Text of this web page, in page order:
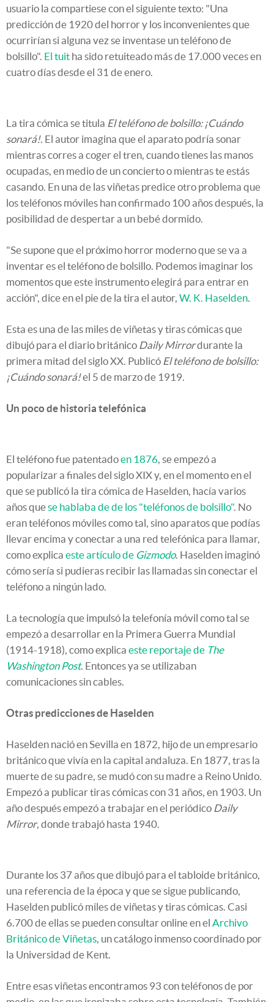
usuario la compartiese con el siguiente texto: "Una
predicción de 1920 del horror y los inconvenientes que
ocurrirían si alguna vez se inventase un teléfono de
bolsillo". El tuit ha sido retuiteado más de 17.000 veces en
cuatro días desde el 31 de enero.
La tira cómica se titula El teléfono de bolsillo: ¡Cuándo
sonará!. El autor imagina que el aparato podría sonar
mientras corres a coger el tren, cuando tienes las manos
ocupadas, en medio de un concierto o mientras te estás
casando. En una de las viñetas predice otro problema que
los teléfonos móviles han confirmado 100 años después, la
posibilidad de despertar a un bebé dormido.
"Se supone que el próximo horror moderno que se va a
inventar es el teléfono de bolsillo. Podemos imaginar los
momentos que este instrumento elegirá para entrar en
acción", dice en el pie de la tira el autor, W. K. Haselden.
Esta es una de las miles de viñetas y tiras cómicas que
dibujó para el diario británico Daily Mirrordurante la
primera mitad del siglo XX. Publicó El teléfono de bolsillo:
¡Cuándo sonará!el 5 de marzo de 1919.
Un poco de historia telefónica
El teléfono fue patentadoen 1876, se empezó a
popularizar a finales del siglo XIX y, en el momento en el
que se publicó la tira cómica de Haselden, hacía varios
años quese hablaba de de los "teléfonos de bolsillo". No
eran teléfonos móviles como tal, sino aparatos que podías
llevar encima y conectar a una red telefónica para llamar,
como explica este artículo de Gizmodo. Haselden imaginó
cómo sería si pudieras recibir las llamadas sin conectar el
teléfono a ningún lado.
La tecnología que impulsó la telefonía móvil como tal se
empezó a desarrollar en la Primera Guerra Mundial
(1914-1918), como explica este reportaje de The
Washington Post. Entonces ya se utilizaban
comunicaciones sin cables.
Otras predicciones de Haselden
Haselden nació en Sevilla en 1872, hijo de un empresario
británico que vivía en la capital andaluza. En 1877, tras la
muerte de su padre, se mudó con su madre a Reino Unido.
Empezó a publicar tiras cómicas con 31 años, en 1903. Un
año después empezó a trabajar en el periódico Daily
Mirror, donde trabajó hasta 1940.
Durante los 37 años que dibujó para el tabloide británico,
una referencia de la época y que se sigue publicando,
Haselden publicó miles de viñetas y tiras cómicas. Casi
6.700 de ellas se pueden consultar online en el Archivo
Británico de Viñetas, un catálogo inmenso coordinado por
la Universidad de Kent.
Entre esas viñetas encontramos 93 con teléfonos de por